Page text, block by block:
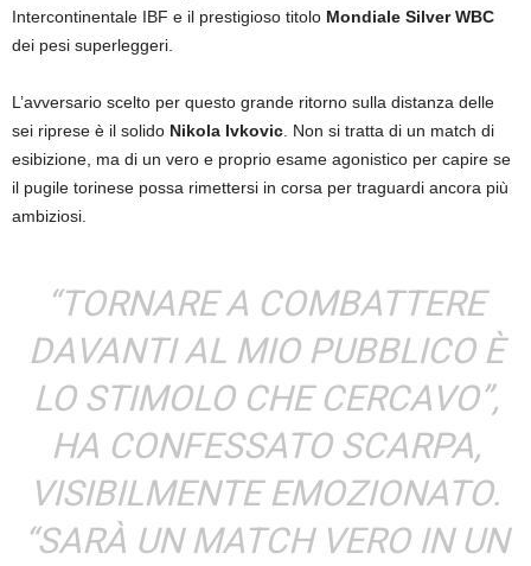
Intercontinentale IBF e il prestigioso titolo Mondiale Silver WBC
dei pesi superleggeri.
L’avversario scelto per questo grande ritorno sulla distanza delle
sei riprese è il solido Nikola Ivkovic. Non si tratta di un match di
esibizione, ma di un vero e proprio esame agonistico per capire se
il pugile torinese possa rimettersi in corsa per traguardi ancora più
ambiziosi.
“TORNARE A COMBATTERE
DAVANTI AL MIO PUBBLICO È
LO STIMOLO CHE CERCAVO”,
HA CONFESSATO SCARPA,
VISIBILMENTE EMOZIONATO.
“SARÀ UN MATCH VERO IN UN